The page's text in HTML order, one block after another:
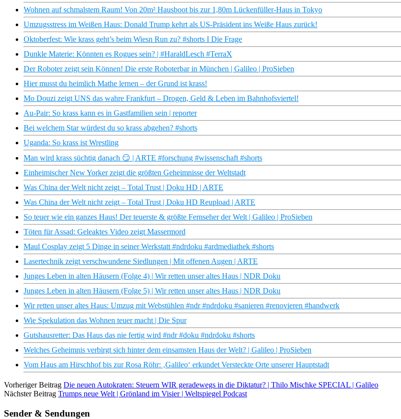
Wohnen auf schmalstem Raum! Von 20m² Hausboot bis zur 1,80m Lückenfüller-Haus in Tokyo
Umzugsstress im Weißen Haus: Donald Trump kehrt als US-Präsident ins Weiße Haus zurück!
Oktoberfest: Wie krass geht’s beim Wiesn Run zu? #shorts I Die Frage
Dunkle Materie: Könnten es Rogues sein? | #HaraldLesch #TerraX
Der Roboter zeigt sein Können! Die erste Roboterbar in München | Galileo | ProSieben
Hier musst du heimlich Mathe lernen – der Grund ist krass!
Mo Douzi zeigt UNS das wahre Frankfurt – Drogen, Geld & Leben im Bahnhofsviertel!
Au-Pair: So krass kann es in Gastfamilien sein | reporter
Bei welchem Star würdest du so krass abgehen? #shorts
Uganda: So krass ist Wrestling
Man wird krass süchtig danach 😏 | ARTE #forschung #wissenschaft #shorts
Einheimischer New Yorker zeigt die größten Geheimnisse der Weltstadt
Was China der Welt nicht zeigt – Total Trust | Doku HD | ARTE
Was China der Welt nicht zeigt – Total Trust | Doku HD Reupload | ARTE
So teuer wie ein ganzes Haus! Der teuerste & größte Fernseher der Welt | Galileo | ProSieben
Töten für Assad: Geleaktes Video zeigt Massermord
Maul Cosplay zeigt 5 Dinge in seiner Werkstatt #ndrdoku #ardmediathek #shorts
Lasertechnik zeigt verschwundene Siedlungen | Mit offenen Augen | ARTE
Junges Leben in alten Häusern (Folge 4) | Wir retten unser altes Haus | NDR Doku
Junges Leben in alten Häusern (Folge 5) | Wir retten unser altes Haus | NDR Doku
Wir retten unser altes Haus: Umzug mit Webstühlen #ndr #ndrdoku #sanieren #renovieren #handwerk
Wie Spekulation das Wohnen teuer macht | Die Spur
Gutshausretter: Das Haus das nie fertig wird #ndr #doku #ndrdoku #shorts
Welches Geheimnis verbirgt sich hinter dem einsamsten Haus der Welt? | Galileo | ProSieben
Vom Haus am Hirschhof bis zur Rosa Röhr: ‚Galileo‘ erkundet Versteckte Orte unserer Hauptstadt
Vorheriger Beitrag Die neuen Autokraten: Steuern WIR geradewegs in die Diktatur? | Thilo Mischke SPECIAL | Galileo
Nächster Beitrag Trumps neue Welt | Grönland im Visier | Weltspiegel Podcast
Sender & Sendungen